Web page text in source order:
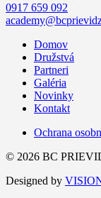
0917 659 092
Domov
Družstvá
Partneri
Galéria
Novinky
Kontakt
Ochrana
© 2026 BC
Designed by